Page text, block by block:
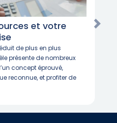
et votre
de plus en plus
présente de nombreux
concept éprouvé,
reconnue, et profiter de